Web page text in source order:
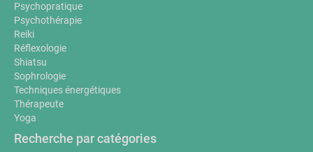
Psychopratique
Psychothérapie
Reiki
Réflexologie
Shiatsu
Sophrologie
Techniques énergétiques
Thérapeute
Yoga
Recherche par catégories